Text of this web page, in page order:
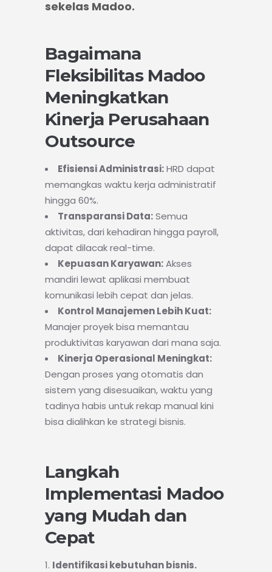
sekelas Madoo.
Bagaimana
Fleksibilitas Madoo
Meningkatkan
Kinerja Perusahaan
Outsource
Efisiensi Administrasi:HRD dapat
memangkas waktu kerja administratif
hingga 60%.
Transparansi Data:Semua
aktivitas, dari kehadiran hingga payroll,
dapat dilacak real-time.
Kepuasan Karyawan:Akses
mandiri lewat aplikasi membuat
komunikasi lebih cepat dan jelas.
Kontrol Manajemen Lebih Kuat:
Manajer proyek bisa memantau
produktivitas karyawan dari mana saja.
Kinerja Operasional Meningkat:
Dengan proses yang otomatis dan
sistem yang disesuaikan, waktu yang
tadinya habis untuk rekap manual kini
bisa dialihkan ke strategi bisnis.
Langkah
Implementasi Madoo
yang Mudah dan
Cepat
Identifikasi kebutuhan bisnis.